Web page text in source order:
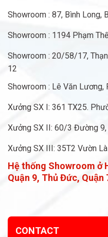
Showroom : 87, Bình Long,
Showroom : 1194 Phạm
Showroom : 20/58/17,
12
Showroom : Lê Văn Lương,
Xưởng SX I: 361 TX25.
Xưởng SX II: 60/3 Đường 9,
Xưởng SX III: 35T2 Vườn
Hệ thống Showroom ở
Quận 9, Thủ Đức, Quận
CONTACT